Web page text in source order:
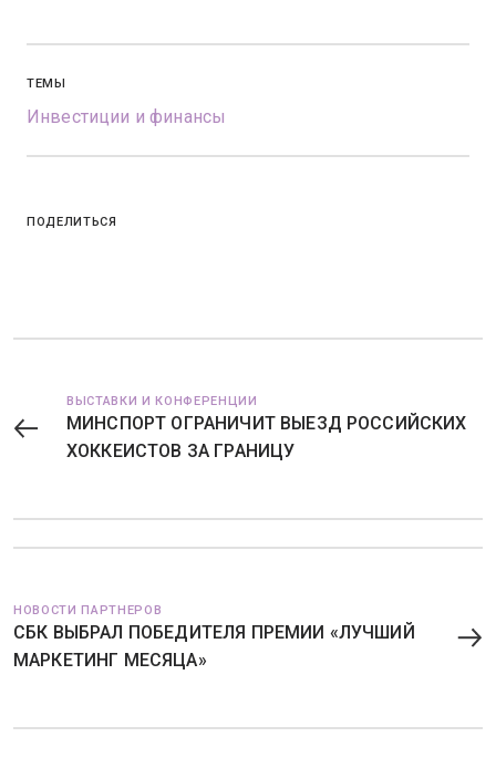
ТЕМЫ
Инвестиции и финансы
ПОДЕЛИТЬСЯ
ВЫСТАВКИ И КОНФЕРЕНЦИИ
МИНСПОРТ ОГРАНИЧИТ ВЫЕЗД РОССИЙСКИХ
ХОККЕИСТОВ ЗА ГРАНИЦУ
НОВОСТИ ПАРТНЕРОВ
СБК ВЫБРАЛ ПОБЕДИТЕЛЯ ПРЕМИИ «ЛУЧШИЙ
МАРКЕТИНГ МЕСЯЦА»